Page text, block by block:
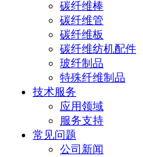
碳纤维棒
碳纤维管
碳纤维板
碳纤维纺机配件
玻纤制品
特殊纤维制品
技术服务
应用领域
服务支持
常见问题
公司新闻